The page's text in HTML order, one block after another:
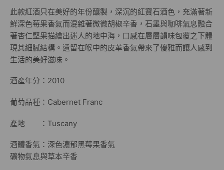
此款紅酒只在美好的年份釀製，深沉的紅寶石酒色，充滿著新
鮮深色莓果香氣而混雜著微微胡椒辛香，石墨與咖啡氣息融合
著杏仁堅果描繪出迷人的地中海，口感在層層韻味包覆之下體
現其細膩結構。遺留在喉中的皮革香氣帶來了優雅而讓人感到
生活的美好滋味。
酒產年分：2010
葡萄品種：Cabernet Franc
產地 ：Tuscany
酒體香氣：深色濃郁黑莓果香氣
礦物氣息與草本辛香